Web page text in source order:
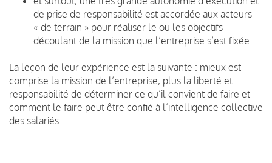
de prise de responsabilité est accordée aux acteurs
« de terrain » pour réaliser le ou les objectifs
découlant de la mission que l’entreprise s’est fixée.
La leçon de leur expérience est la suivante : mieux est
comprise la mission de l’entreprise, plus la liberté et
responsabilité de déterminer ce qu’il convient de faire et
comment le faire peut être confié à l’intelligence collective
des salariés.